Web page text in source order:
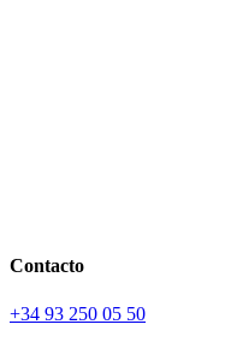
Contacto
+34 93 250 05 50